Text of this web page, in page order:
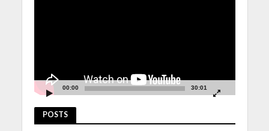
00:00 30:01
POSTS